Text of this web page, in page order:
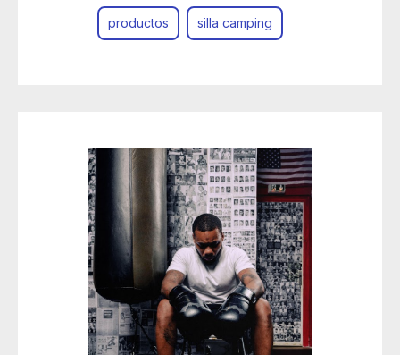
productos silla camping